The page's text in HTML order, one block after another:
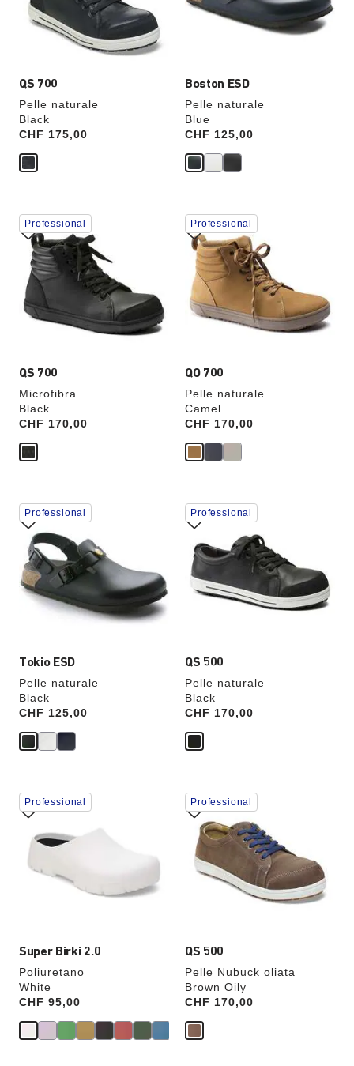
QS 700
Pelle naturale
Black
Price:
CHF 175,00
l’immagine
del
prodotto
Boston ESD
Pelle naturale
Blue
Price:
CHF 125,00
l’immagine
QS 700
Microfibra
Black
Price:
CHF 170,00
Interagendo
con
anteprime
dei
colori,
l’immagine
del
prodotto
Professional
QO 700
Pelle naturale
Camel
Price:
CHF 170,00
Interagendo
con
anteprime
dei
colori,
l’immagine
del
Professional
Tokio ESD
Pelle naturale
Black
Price:
CHF 125,00
Interagendo
con
anteprime
dei
colori,
l’immagine
Professional
QS 500
Pelle naturale
Black
Price:
CHF 170,00
Interagendo
con
anteprime
dei
colori,
l’immagine
Professional
Super Birki 2.0
Poliuretano
White
Price:
CHF 95,00
Interagendo
con
anteprime
dei
colori,
l’immagine
Professional
QS 500
Pelle Nubuck oliata
Brown Oily
Price:
CHF 170,00
Interagendo
con
anteprime
dei
colori,
l’immagine
Professional